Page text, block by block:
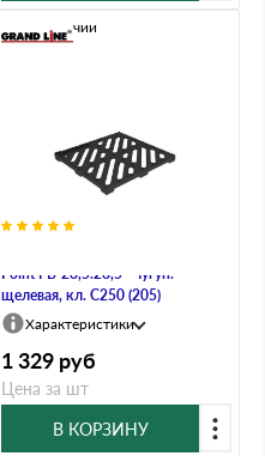
Point РВ-28,5.28,5 - чугун.
щелевая, кл. С250 (205)
В наличии
Характеристики
1 329 руб
Цена за шт
В КОРЗИНУ